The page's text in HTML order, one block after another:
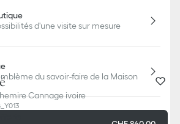
Cannage ivoire
d'une visite sur mesure
du savoir-faire de la Maison